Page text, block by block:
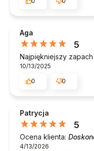
Aga
5
Najpiękniejszy
10/13/2025
0
0
Patrycja
5
Ocena klienta:
4/13/2026